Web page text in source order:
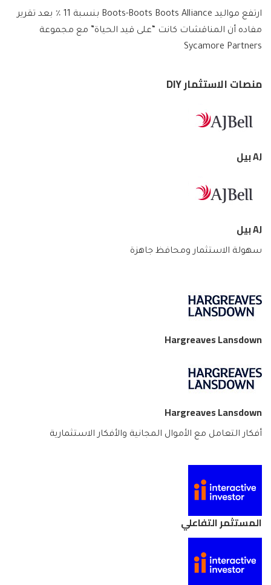
ارتفع مواليد Boots-Boots Boots Alliance بنسبة 11 ٪ بعد تقرير
مفاده أن المناقشات كانت “على قيد الحياة” مع مجموعة
Sycamore Partners
منصات الاستثمار DIY
AJ بيل
AJ بيل
سهولة الاستثمار ومحافظ جاهزة
Hargreaves Lansdown
Hargreaves Lansdown
أفكار التعامل مع الأموال المجانية والأفكار الاستثمارية
المستثمر التفاعلي